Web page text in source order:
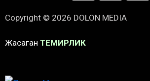
Copyright © 2026 DOLON MEDIA
Жасаган ТЕМИРЛИК